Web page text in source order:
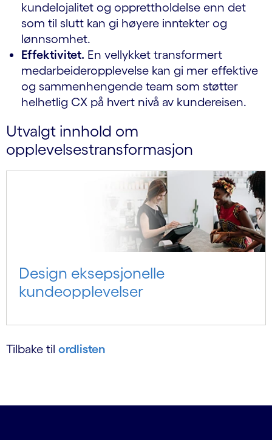
kundelojalitet og opprettholdelse enn det
som til slutt kan gi høyere inntekter og
lønnsomhet.
Effektivitet. En vellykket transformert
medarbeideropplevelse kan gi mer effektive
og sammenhengende team som støtter
helhetlig CX på hvert nivå av kundereisen.
Utvalgt innhold om
opplevelsestransformasjon
Design eksepsjonelle
kundeopplevelser
Tilbake til ordlisten